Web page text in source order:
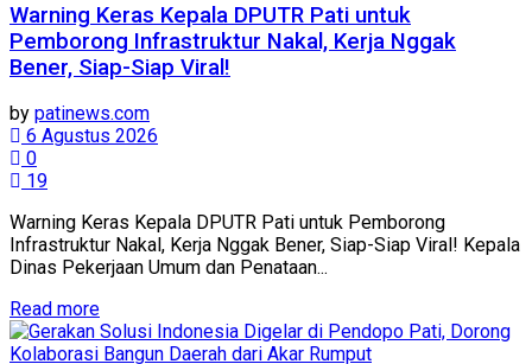
Warning Keras Kepala DPUTR Pati untuk
Pemborong Infrastruktur Nakal, Kerja Nggak
Bener, Siap-Siap Viral!
by patinews.com
6 Agustus 2026
0
19
Warning Keras Kepala DPUTR Pati untuk Pemborong
Infrastruktur Nakal, Kerja Nggak Bener, Siap-Siap Viral! Kepala
Dinas Pekerjaan Umum dan Penataan...
Read moreDetails